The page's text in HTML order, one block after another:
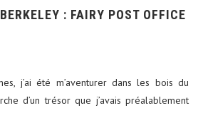
: FAIRY POST OFFICE
j’ai été m’aventurer dans les bois du
d’un trésor que j’avais préalablement